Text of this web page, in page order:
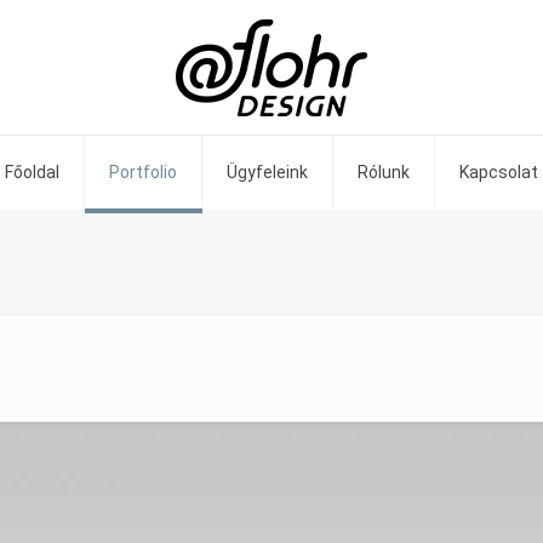
Főoldal Portfolio Ügyfeleink Rólunk Kapcsolat